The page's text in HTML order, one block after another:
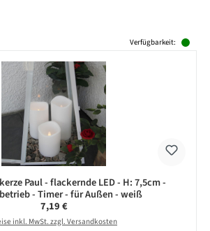
Verfügbarkeit:
Paul - flackernde LED - H: 7,5cm -
- Timer - für Außen - weiß
Regulärer Preis:
7,19 €
inkl. MwSt. zzgl. Versandkosten